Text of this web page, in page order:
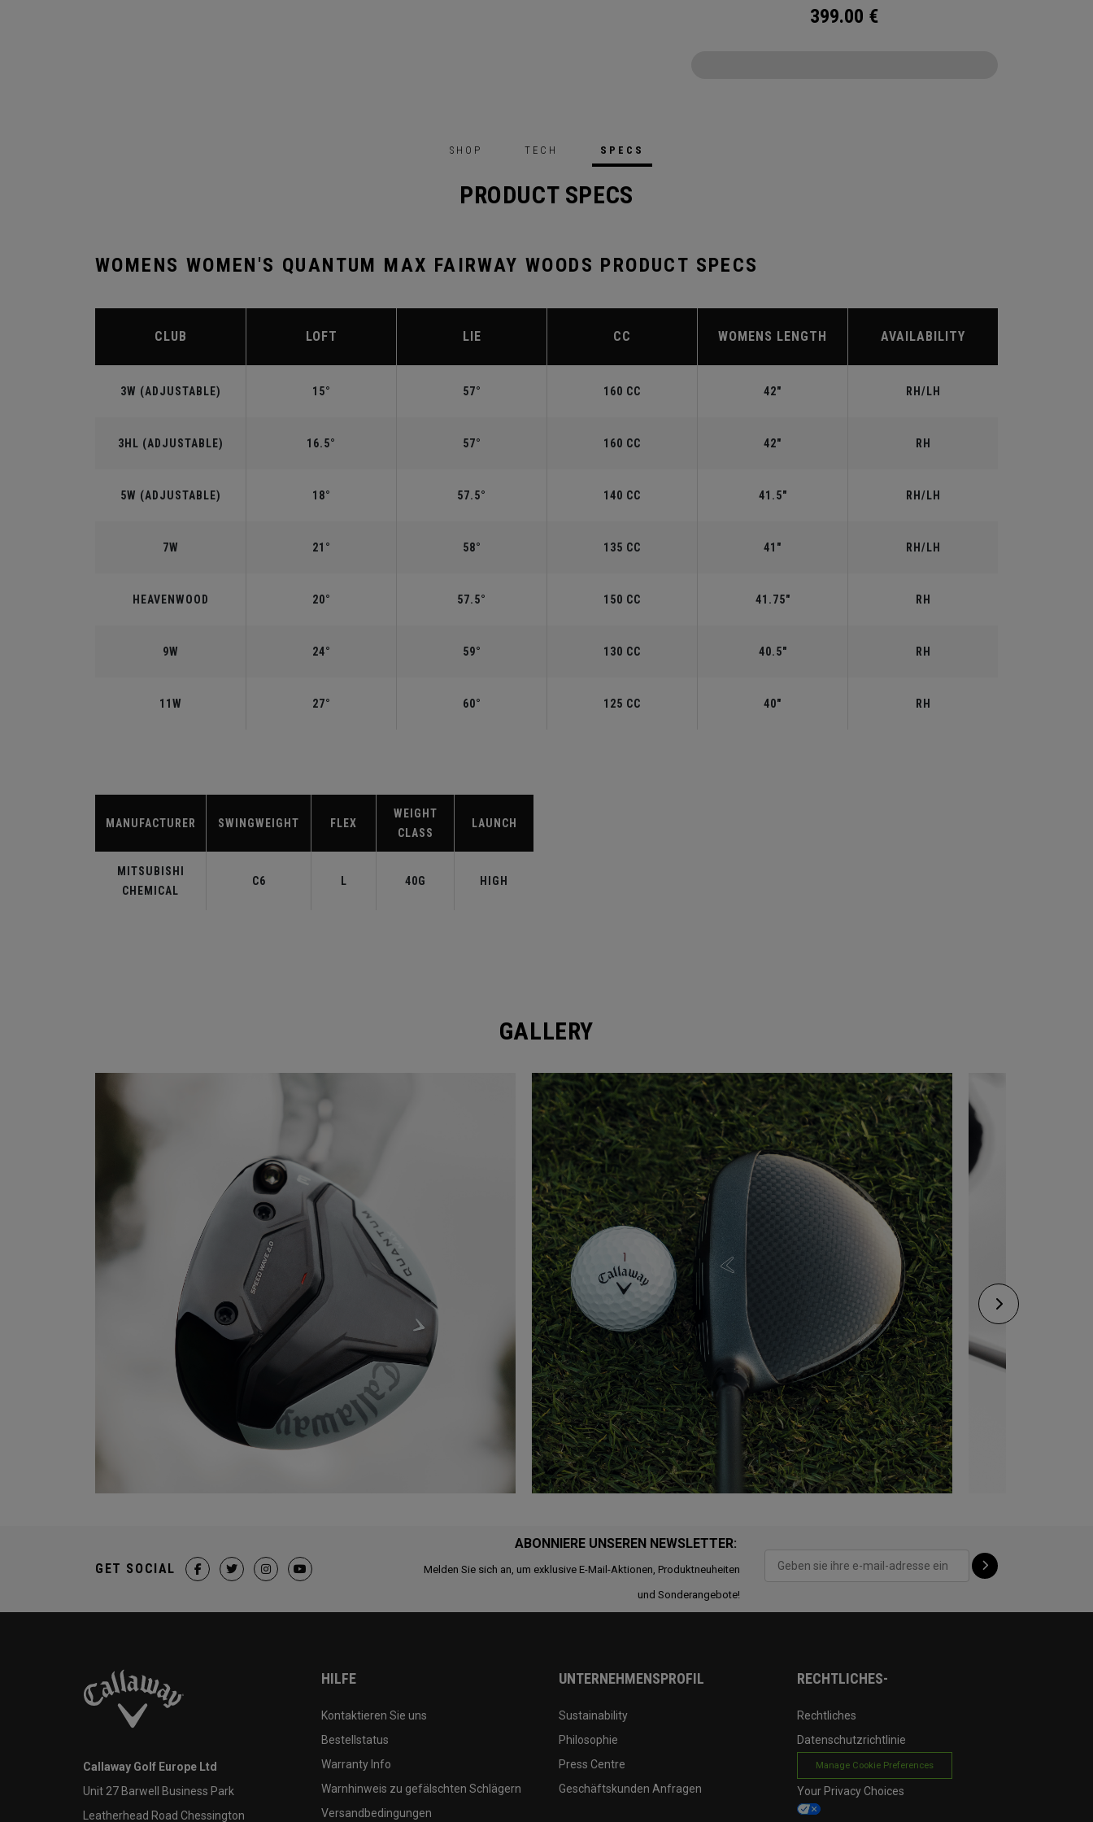
399.00 €
SHOP TECH SPECS
PRODUCT SPECS
WOMENS WOMEN'S QUANTUM MAX FAIRWAY WOODS PRODUCT SPECS
CLUB LOFT LIE CC WOMENS LENGTH AVAILABILITY
3W (ADJUSTABLE) 15° 57° 160 CC 42" RH/LH
3HL (ADJUSTABLE) 16.5° 57° 160 CC 42" RH
5W (ADJUSTABLE) 18° 57.5° 140 CC 41.5" RH/LH
7W 21° 58° 135 CC 41" RH/LH
HEAVENWOOD 20° 57.5° 150 CC 41.75" RH
9W 24° 59° 130 CC 40.5" RH
11W 27° 60° 125 CC 40" RH
MANUFACTURER SWINGWEIGHT FLEX
WEIGHT
CLASS
LAUNCH
MITSUBISHI
CHEMICAL
C6 L 40G HIGH
GALLERY
ABONNIERE UNSEREN NEWSLETTER:
Melden Sie sich an, um exklusive E-Mail-Aktionen, Produktneuheiten
und Sonderangebote!
GET SOCIAL
Callaway Golf Europe Ltd
Unit 27 Barwell Business Park
Leatherhead Road Chessington
HILFE
Kontaktieren Sie uns
Bestellstatus
Warranty Info
Warnhinweis zu gefälschten Schlägern
Versandbedingungen
UNTERNEHMENSPROFIL
Sustainability
Philosophie
Press Centre
Geschäftskunden Anfragen
RECHTLICHES-
Rechtliches
Datenschutzrichtlinie
Manage Cookie Preferences
Your Privacy Choices